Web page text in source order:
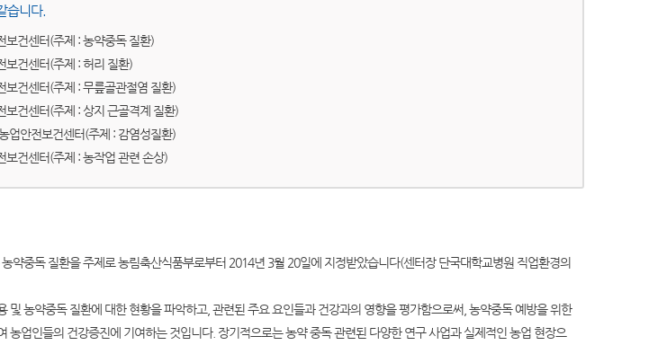
습니다.
보건센터(주제 : 농약중독 질환)
보건센터(주제 : 허리 질환)
보건센터(주제 : 무릎골관절염 질환)
보건센터(주제 : 상지 근골격계 질환)
업안전보건센터(주제 : 감염성질환)
보건센터(주제 : 농작업 관련 손상)
약중독 질환을 주제로 농림축산식품부로부터 2014년 3월 20일에 지정받았습니다(센터장 단국대학교병원 직업환경의
및 농약중독 질환에 대한 현황을 파악하고, 관련된 주요 요인들과 건강과의 영향을 평가함으로써, 농약중독 예방을 위한
농업인들의 건강증진에 기여하는 것입니다. 장기적으로는 농약 중독 관련된 다양한 연구 사업과 실제적인 농업 현장으